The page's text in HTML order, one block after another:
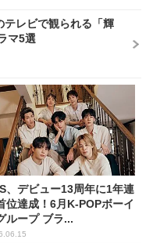
レビで観られる「輝
マ5選
、デビュー13周年に1年連
位達成！6月K-POPボーイ
ループ ブラ...